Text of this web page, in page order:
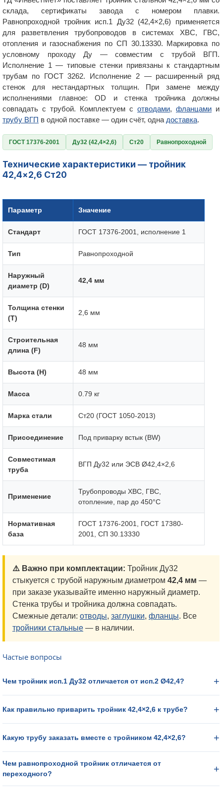
склада, сертификаты завода с номером плавки.
Равнопроходной тройник исп.1 Ду32 (42,4×2,6) применяется
для разветвления трубопроводов в системах ХВС, ГВС,
отопления и газоснабжения по СП 30.13330. Маркировка по
условному проходу Ду — совместим с трубой ВГП.
Исполнение 1 — типовые стенки привязаны к стандартным
трубам по ГОСТ 3262. Исполнение 2 — расширенный ряд
стенок для нестандартных толщин. При замене между
исполнениями главное: OD и стенка тройника должны
совпадать с трубой. Комплектуем с отводами, фланцами и
трубу ВГП в одной поставке — один счёт, одна доставка.
ГОСТ 17376-2001 Ду32 (42,4×2,6) Ст20 Равнопроходной
Технические характеристики — тройник
42,4×2,6 Ст20
Параметр Значение
Стандарт ГОСТ 17376-2001, исполнение 1
Тип Равнопроходной
Наружный
диаметр (D)
42,4 мм
Толщина стенки
(T)
2,6 мм
Строительная
длина (F)
48 мм
Высота (H) 48 мм
Масса 0.79 кг
Марка стали Ст20 (ГОСТ 1050-2013)
Присоединение Под приварку встык (BW)
Совместимая
труба
ВГП Ду32 или ЭСВ Ø42,4×2,6
Применение
Трубопроводы ХВС, ГВС,
отопление, пар до 450°C
Нормативная
база
ГОСТ 17376-2001, ГОСТ 17380-
2001, СП 30.13330
⚠️ Важно при комплектации: Тройник Ду32
стыкуется с трубой наружным диаметром 42,4 мм —
при заказе указывайте именно наружный диаметр.
Стенка трубы и тройника должна совпадать.
Смежные детали: отводы, заглушки, фланцы. Все
тройники стальные — в наличии.
Частые вопросы
Чем тройник исп.1 Ду32 отличается от исп.2 Ø42,4?
Как правильно приварить тройник 42,4×2,6 к трубе?
Какую трубу заказать вместе с тройником 42,4×2,6?
Чем равнопроходной тройник отличается от
переходного?